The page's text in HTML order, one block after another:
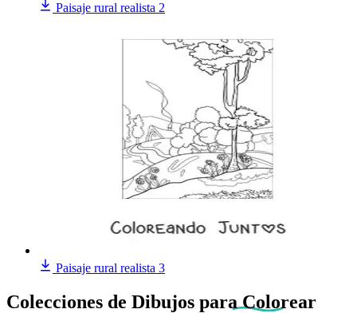
Paisaje rural realista 2
Paisaje rural realista 3
Colecciones de Dibujos para Colorear